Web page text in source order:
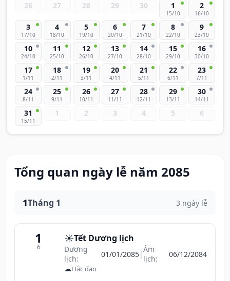
26 27 28 29 30 1
15/10
2
16/10
3
17/10
4
18/10
5
19/10
6
20/10
7
21/10
8
22/10
9
23/10
10
24/10
11
25/10
12
26/10
13
27/10
14
28/10
15
29/10
16
30/10
17
1/11
18
2/11
19
3/11
20
4/11
21
5/11
22
6/11
23
7/11
24
8/11
25
9/11
26
10/11
27
11/11
28
12/11
29
13/11
30
14/11
31
15/11
1 2 3 4 5 6
Tổng quan ngày lễ năm 2085
1Tháng 1 3 ngày lễ
1
6
☀️Tết Dương lịch
Dương
lịch:
01/01/2085|Âm
lịch:
06/12/2084
☁Hắc đạo